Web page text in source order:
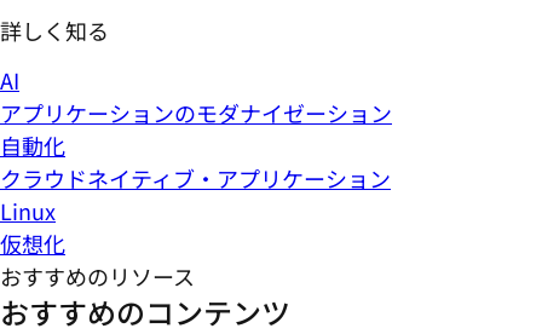
詳しく知る
AI
アプリケーションのモダナイゼーション
自動化
クラウドネイティブ・アプリケーション
Linux
仮想化
おすすめのリソース
おすすめのコンテンツ